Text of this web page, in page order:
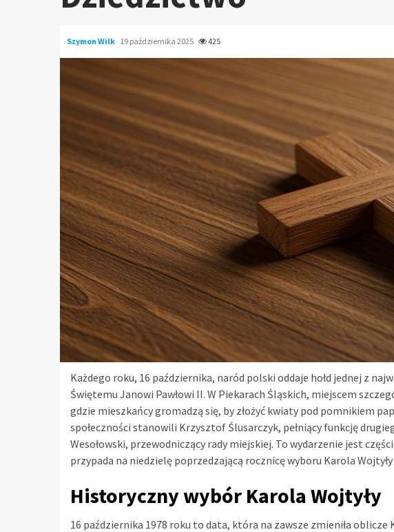
Szymon Wilk 19 października 2025 425
Każdego roku, 16 października, naród polski oddaje hołd jednej z
Świętemu Janowi Pawłowi II. W Piekarach Śląskich, miejscem
gdzie mieszkańcy gromadzą się, by złożyć kwiaty pod pomnikiem
społeczności stanowili Krzysztof Ślusarczyk, pełniący funkcję
Wesołowski, przewodniczący rady miejskiej. To wydarzenie jest
przypada na niedzielę poprzedzającą rocznicę wyboru Karola Wojtyły
Historyczny wybór Karola Wojtyły
16 października 1978 roku to data, która na zawsze zmieniła